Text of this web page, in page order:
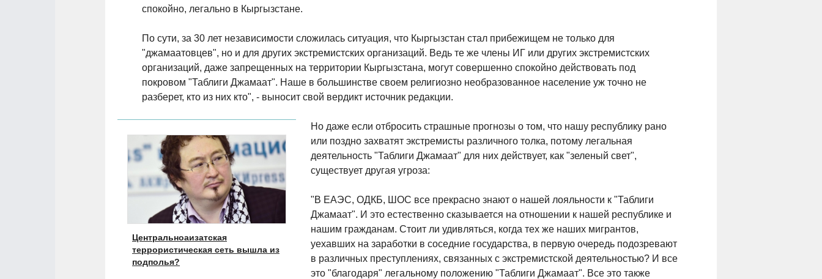
спокойно, легально в Кыргызстане.
По сути, за 30 лет независимости сложилась ситуация, что Кыргызстан стал прибежищем не только для
"джамаатовцев", но и для других экстремистских организаций. Ведь те же члены ИГ или других экстремистских
организаций, даже запрещенных на территории Кыргызстана, могут совершенно спокойно действовать под
покровом "Таблиги Джамаат". Наше в большинстве своем религиозно необразованное население уж точно не
разберет, кто из них кто", - выносит свой вердикт источник редакции.
Центральноаизатская
террористическая сеть вышла из
подполья?
Но даже если отбросить страшные прогнозы о том, что нашу республику рано
или поздно захватят экстремисты различного толка, потому легальная
деятельность "Таблиги Джамаат" для них действует, как "зеленый свет",
существует другая угроза:
"В ЕАЭС, ОДКБ, ШОС все прекрасно знают о нашей лояльности к "Таблиги
Джамаат". И это естественно сказывается на отношении к нашей республике и
нашим гражданам. Стоит ли удивляться, когда тех же наших мигрантов,
уехавших на заработки в соседние государства, в первую очередь подозревают
в различных преступлениях, связанных с экстремистской деятельностью? И все
это "благодаря" легальному положению "Таблиги Джамаат". Все это также